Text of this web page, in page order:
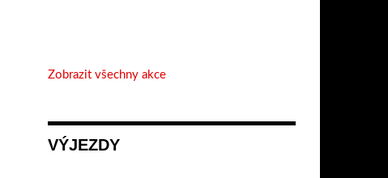
Zobrazit všechny akce
VÝJEZDY